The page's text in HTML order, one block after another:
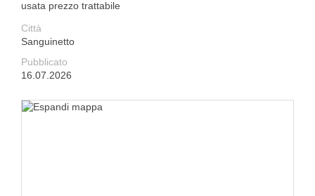
usata prezzo trattabile
Città
Sanguinetto
Pubblicato
16.07.2026